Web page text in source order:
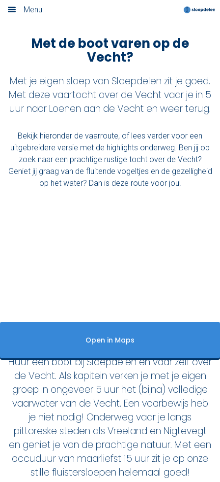
Menu
Nieuwsoverzicht
Boek nu
Locaties
Utrecht
Rotterdam
Bedrijfsuitjes op het water!
Alle evenementen
Cadeaubon
De sloep
Nu reserveren
Klassieke sloep
Lange Vechtroute Weesp
Met de boot varen op de
Vecht?
Met je eigen sloep van Sloepdelen zit je goed.
Met deze vaartocht over de Vecht vaar je in 5
uur naar Loenen aan de Vecht en weer terug.
Bekijk hieronder de vaarroute, of lees verder voor een
uitgebreidere versie met de highlights onderweg. Ben jij op
zoek naar een prachtige rustige tocht over de Vecht?
Geniet jij graag van de fluitende vogeltjes en de gezelligheid
op het water? Dan is deze route voor jou!
Huur een boot bij Sloepdelen en vaar zelf over
de Vecht. Als kapitein verken je met je eigen
groep in ongeveer 5 uur het (bijna) volledige
vaarwater van de Vecht. Een vaarbewijs heb
je niet nodig! Onderweg vaar je langs
pittoreske steden als Vreeland en Nigtevegt
en geniet je van de prachtige natuur. Met een
accuduur van maarliefst 15 uur zit je op onze
stille fluistersloepen helemaal goed!